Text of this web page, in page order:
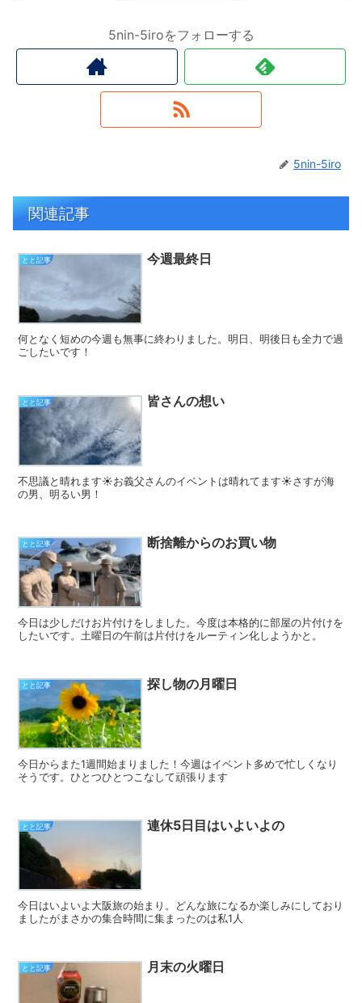
5nin-5iroをフォローする
5nin-5iro
関連記事
とと記事 今週最終日
何となく短めの今週も無事に終わりました。明日、明後日も全力で過
ごしたいです！
とと記事 皆さんの想い
不思議と晴れます☀️お義父さんのイベントは晴れてます☀️さすが海
の男、明るい男！
とと記事 断捨離からのお買い物
今日は少しだけお片付けをしました。今度は本格的に部屋の片付けを
したいです。土曜日の午前は片付けをルーティン化しようかと。
とと記事 探し物の月曜日
今日からまた1週間始まりました！今週はイベント多めで忙しくなり
そうです。ひとつひとつこなして頑張ります
とと記事 連休5日目はいよいよの
今日はいよいよ大阪旅の始まり。どんな旅になるか楽しみにしており
ましたがまさかの集合時間に集まったのは私1人
とと記事 月末の火曜日